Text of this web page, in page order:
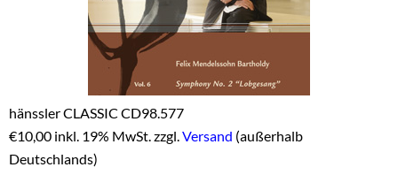
hänssler CLASSIC CD98.577
€10,00 inkl. 19% MwSt. zzgl.Versand (außerhalb
Deutschlands)